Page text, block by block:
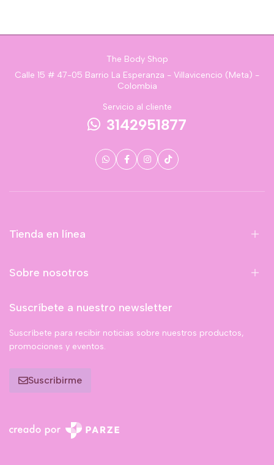
The Body Shop
Calle 15 # 47-05 Barrio La Esperanza - Villavicencio (Meta) -
Colombia
Servicio al cliente
3142951877
Tienda en línea
Sobre nosotros
Suscríbete a nuestro newsletter
Suscríbete para recibir noticias sobre nuestros productos,
promociones y eventos.
Suscribirme